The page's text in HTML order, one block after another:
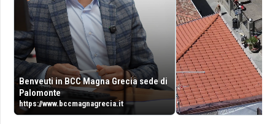
Benveuti in BCC Magna Grecia sede di
Palomonte
https://www.bccmagnagrecia.it